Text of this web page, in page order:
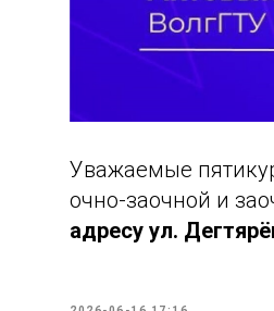
Уважаемые
очно-заочной и
адресу ул.